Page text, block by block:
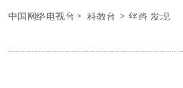
中国网络电视台 > 科教台 > 丝路·发现